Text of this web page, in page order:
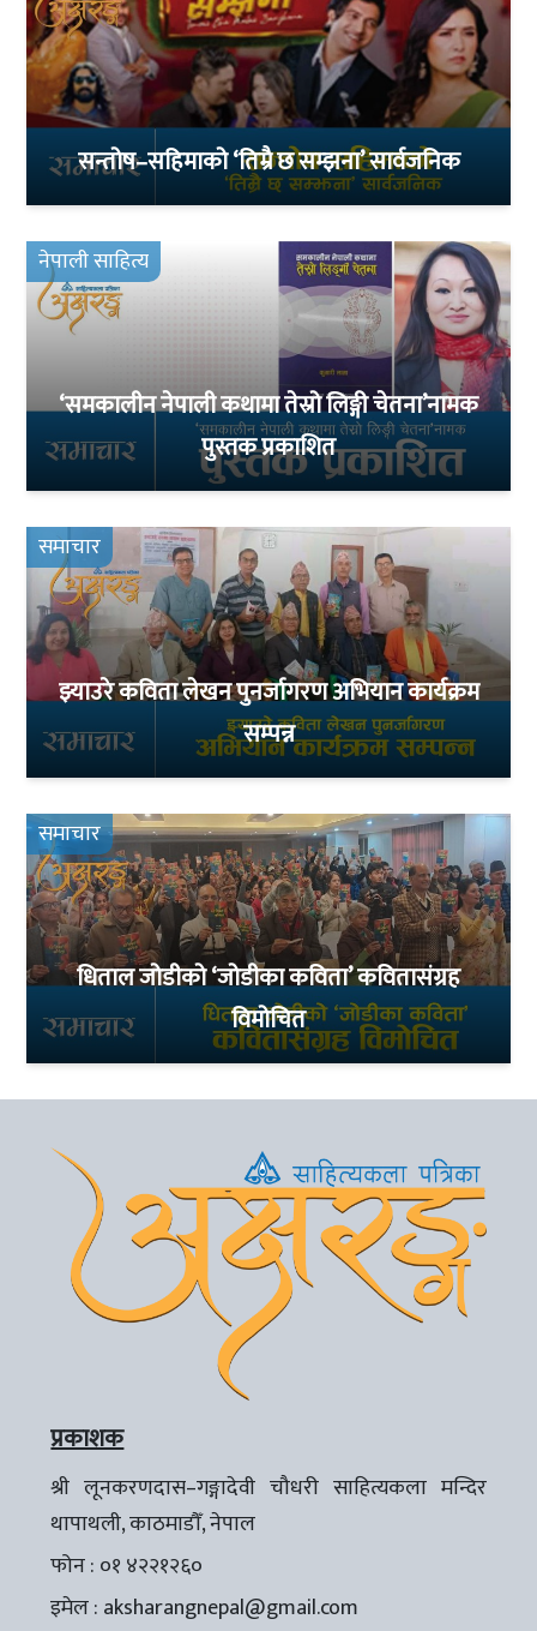
सन्तोष–सहिमाको ‘तिम्रै छ सम्झना’ सार्वजनिक
नेपाली साहित्य
‘समकालीन नेपाली कथामा तेस्रो लिङ्गी चेतना’नामक
पुस्तक प्रकाशित
समाचार
झ्याउरे कविता लेखन पुनर्जागरण अभियान कार्यक्रम
सम्पन्न
समाचार
धिताल जोडीको ‘जोडीका कविता’ कवितासंग्रह
विमोचित
प्रकाशक
श्री लूनकरणदास–गङ्गादेवी चौधरी साहित्यकला मन्दिर
थापाथली, काठमाडौँ, नेपाल
फोन : ०१ ४२२१२६०
इमेल : aksharangnepal@gmail.com